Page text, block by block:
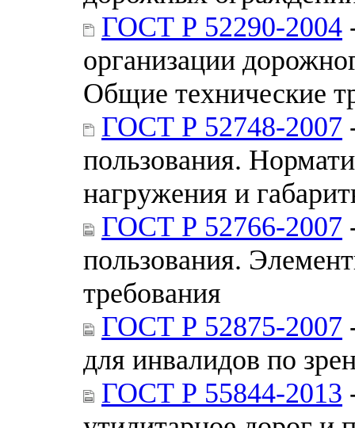
ГОСТ Р 52290-2004
организации
Общие технические
ГОСТ Р 52748-2007
пользования.
нагружения и
ГОСТ Р 52766-2007
пользования.
требования
ГОСТ Р 52875-2007
для инвалидов по
ГОСТ Р 55844-2013